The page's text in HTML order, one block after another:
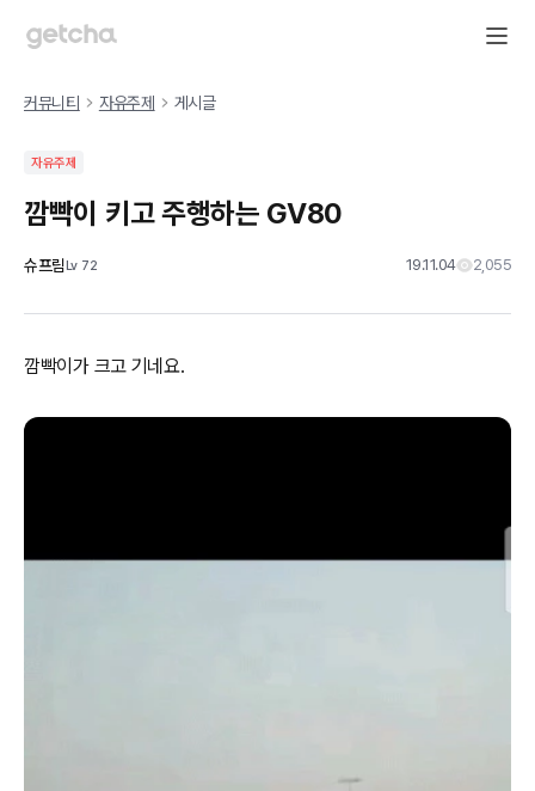
커뮤니티 자유주제 게시글
자유주제
깜빡이 키고 주행하는 GV80
슈프림Lv 72 19.11.04 2,055
깜빡이가 크고 기네요.